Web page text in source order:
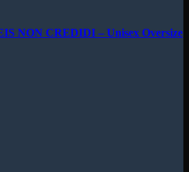
NON CREDIDI – Unisex Oversize